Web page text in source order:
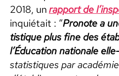
2018, unrap­port de
inquié­tait : “Pronote a
tis­tique plus fine des
l’Éducation nationale
sta­tis­tiques par